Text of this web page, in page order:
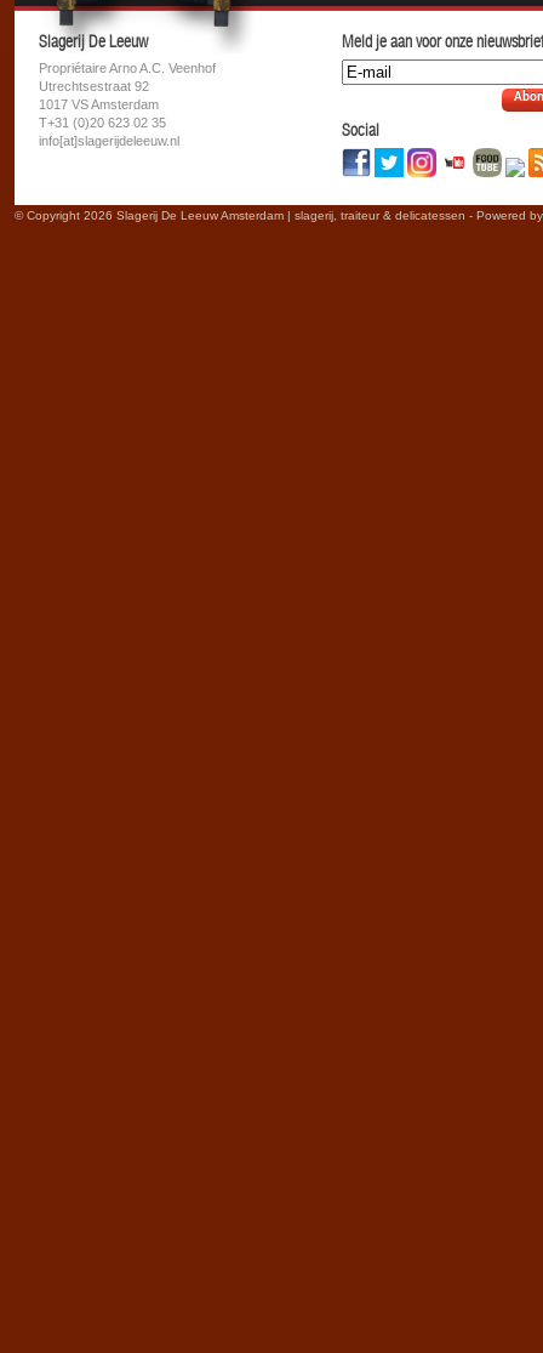
Slagerij De Leeuw
Propriétaire Arno A.C. Veenhof
Utrechtsestraat 92
1017 VS Amsterdam
T+31 (0)20 623 02 35
info[at]slagerijdeleeuw.nl
Meld je aan voor onze
Social
© Copyright 2026 Slagerij De Leeuw Amsterdam | slagerij, traiteur & delicatessen - Powered